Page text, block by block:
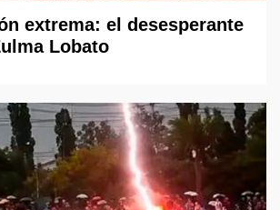
extrema: el desesperante
Lobato